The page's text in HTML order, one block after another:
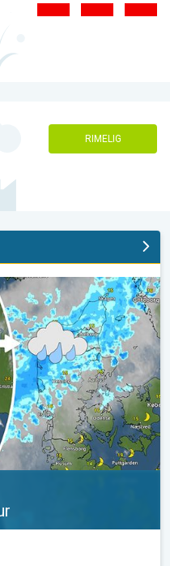
RIMELIG
vejr. . .